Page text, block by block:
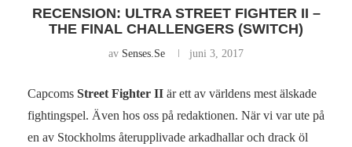
RECENSION: ULTRA STREET FIGHTER II –
THE FINAL CHALLENGERS (SWITCH)
av Senses.se juni 3, 2017
Capcoms Street Fighter II är ett av världens mest älskade
fightingspel. Även hos oss på redaktionen. När vi var ute på
en av Stockholms återupplivade arkadhallar och drack öl